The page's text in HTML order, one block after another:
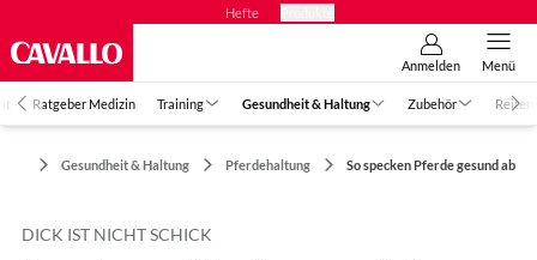
Hefte
Anmelden Menü
Ratgeber Medizin Training Gesundheit & Haltung Zubehör
Gesundheit & Haltung Pferdehaltung So specken Pferde gesund ab
DICK IST NICHT SCHICK